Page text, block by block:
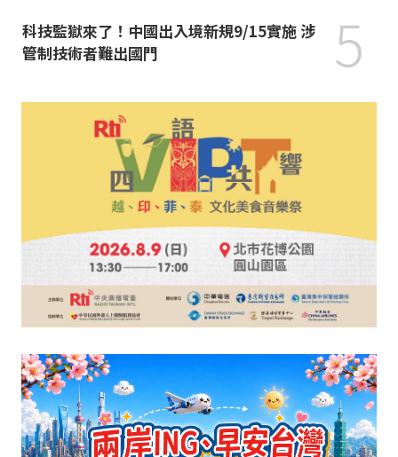
科技監獄來了！中國出入境新規9/15實施 涉
管制技術者難出國門
5